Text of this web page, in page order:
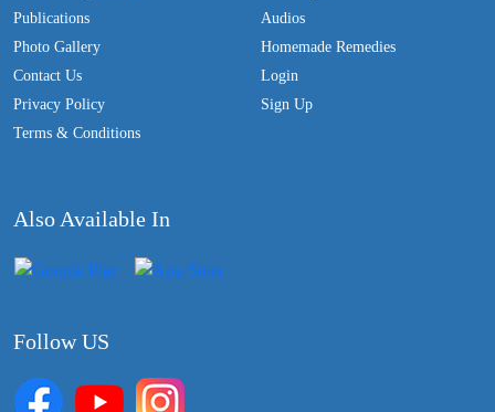
Publications
Photo Gallery
Contact Us
Privacy Policy
Terms & Conditions
Audios
Homemade Remedies
Login
Sign Up
Also Available In
Follow US